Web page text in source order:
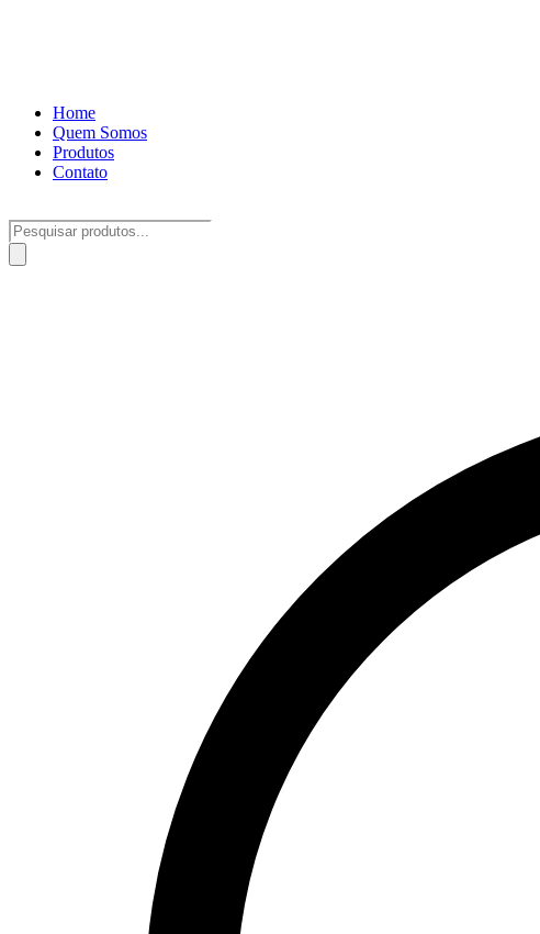
Home
Quem Somos
Produtos
Contato
Pesquisar
produtos